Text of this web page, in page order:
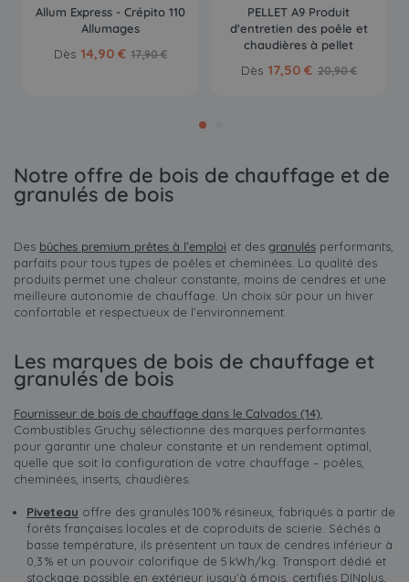
Allum Express - Crépito 110
Allumages
Dès 14,90 € 17,90 €
PELLET A9 Produit
d'entretien des poêle et
chaudières à pellet
Dès 17,50 € 20,90 €
Notre offre de bois de chauffage et de
granulés de bois
Des bûches premium prêtes à l’emploi et des granulésperformants,
parfaits pour tous types de poêles et cheminées. La qualité des
produits permet une chaleur constante, moins de cendres et une
meilleure autonomie de chauffage. Un choix sûr pour un hiver
confortable et respectueux de l’environnement.
Les marques de bois de chauffage et
granulés de bois
Fournisseur de bois de chauffage dans le Calvados (14)
Combustibles Gruchy sélectionne des marques performantes
pour garantir une chaleur constante et un rendement optimal,
quelle que soit la configuration de votre chauffage – poêles,
cheminées, inserts, chaudières.
Piveteau offre des granulés 100 % résineux, fabriqués à partir de
forêts françaises locales et de coproduits de scierie. Séchés à
basse température, ils présentent un taux de cendres inférieur à
0,3 % et un pouvoir calorifique de 5 kWh/kg. Transport dédié et
stockage possible en extérieur jusqu’à 6 mois, certifiés DINplus,